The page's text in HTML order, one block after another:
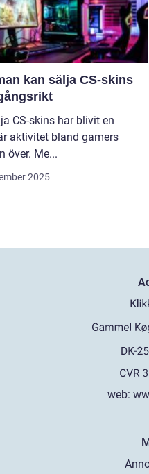
kan sälja CS-skins
CS-skins har blivit en
aktivitet bland gamers
över. Me...
2025
web: